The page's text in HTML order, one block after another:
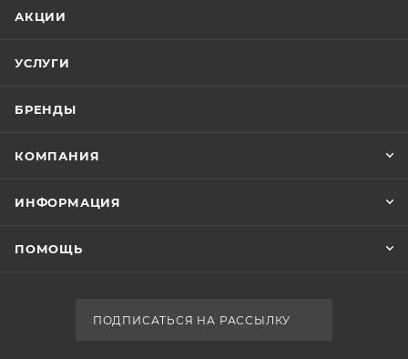
АКЦИИ
УСЛУГИ
БРЕНДЫ
КОМПАНИЯ
ИНФОРМАЦИЯ
ПОМОЩЬ
ПОДПИСАТЬСЯ НА РАССЫЛКУ